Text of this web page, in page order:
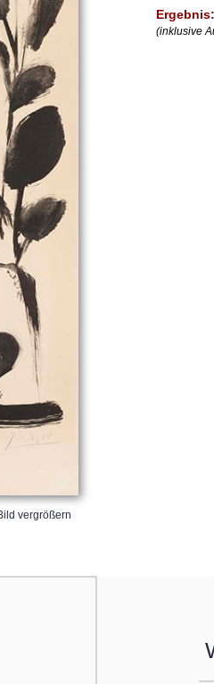
vergrößern
Ergebnis:
(inklusive